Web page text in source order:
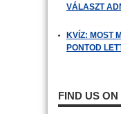
VÁLASZT
KVÍZ: MOST
PONTOD
FIND US